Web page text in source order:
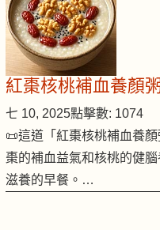
紅棗核桃補血養顏
七 10, 2025點擊數: 1074
📜這道「紅棗核桃補血養
棗的補血益氣和核桃的健
滋養的早餐。…